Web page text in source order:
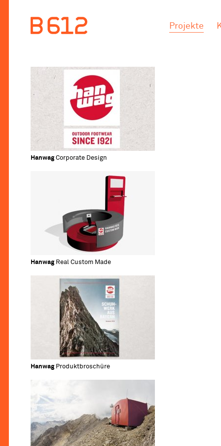
Projekte
Hanwag Corporate Design
Hanwag Real Custom Made
Hanwag Produktbroschüre